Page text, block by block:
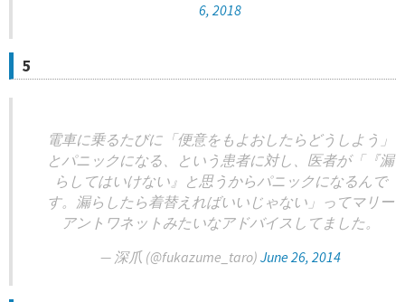
6, 2018
5
電車に乗るたびに「便意をもよおしたらどうしよう」
とパニックになる、という患者に対し、医者が「『漏
らしてはいけない』と思うからパニックになるんで
す。漏らしたら着替えればいいじゃない」ってマリー
アントワネットみたいなアドバイスしてました。
— 深爪 (@fukazume_taro) June 26, 2014